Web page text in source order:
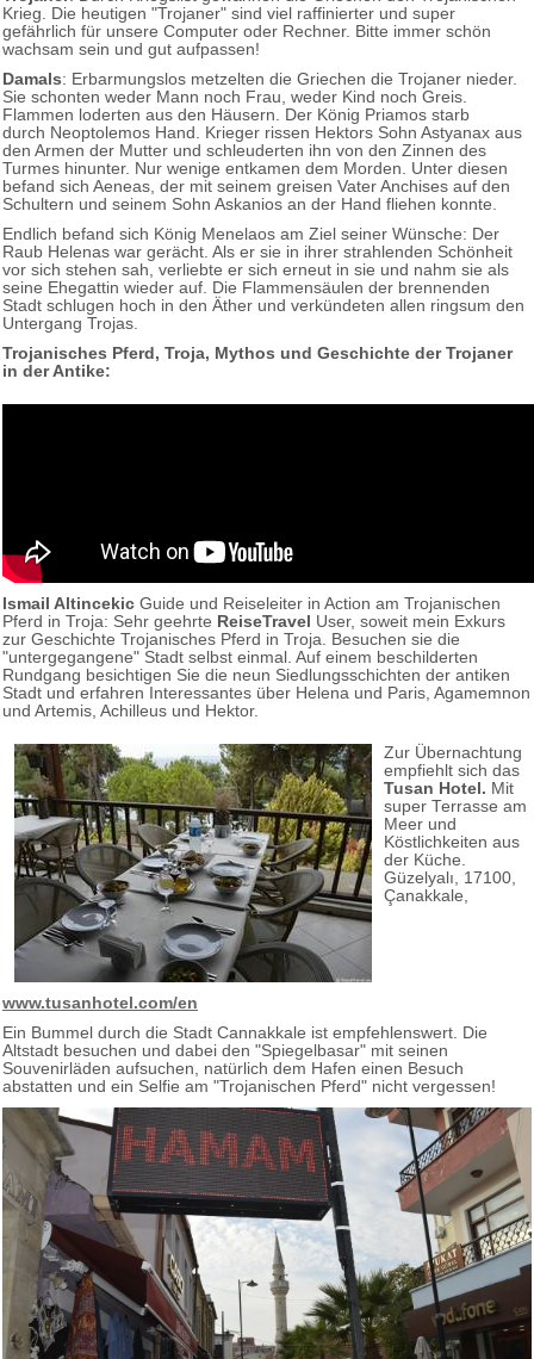
Krieg. Die heutigen "Trojaner" sind viel raffinierter und super
gefährlich für unsere Computer oder Rechner. Bitte immer schön
wachsam sein und gut aufpassen!
Damals: Erbarmungslos metzelten die Griechen die Trojaner nieder.
Sie schonten weder Mann noch Frau, weder Kind noch Greis.
Flammen loderten aus den Häusern. Der König Priamos starb
durch Neoptolemos Hand. Krieger rissen Hektors Sohn Astyanax aus
den Armen der Mutter und schleuderten ihn von den Zinnen des
Turmes hinunter. Nur wenige entkamen dem Morden. Unter diesen
befand sich Aeneas, der mit seinem greisen Vater Anchises auf den
Schultern und seinem Sohn Askanios an der Hand fliehen konnte.
Endlich befand sich König Menelaos am Ziel seiner Wünsche: Der
Raub Helenas war gerächt. Als er sie in ihrer strahlenden Schönheit
vor sich stehen sah, verliebte er sich erneut in sie und nahm sie als
seine Ehegattin wieder auf. Die Flammensäulen der brennenden
Stadt schlugen hoch in den Äther und verkündeten allen ringsum den
Untergang Trojas.
Trojanisches Pferd, Troja, Mythos und Geschichte der Trojaner
in der Antike:
Ismail Altincekic Guide und Reiseleiter in Action am Trojanischen
Pferd in Troja: Sehr geehrte ReiseTravel User, soweit mein Exkurs
zur Geschichte Trojanisches Pferd in Troja. Besuchen sie die
"untergegangene" Stadt selbst einmal. Auf einem beschilderten
Rundgang besichtigen Sie die neun Siedlungsschichten der antiken
Stadt und erfahren Interessantes über Helena und Paris, Agamemnon
und Artemis, Achilleus und Hektor.
Zur Übernachtung
empfiehlt sich das
Tusan Hotel. Mit
super Terrasse am
Meer und
Köstlichkeiten aus
der Küche.
Güzelyalı, 17100,
Çanakkale,
www.tusanhotel.com/en
Ein Bummel durch die Stadt Cannakkale ist empfehlenswert. Die
Altstadt besuchen und dabei den "Spiegelbasar" mit seinen
Souvenirläden aufsuchen, natürlich dem Hafen einen Besuch
abstatten und ein Selfie am "Trojanischen Pferd" nicht vergessen!